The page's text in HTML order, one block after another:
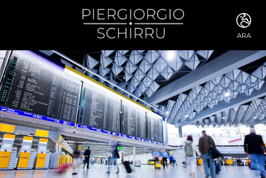
ARA
ITA
ENG
FRA
DEU
ESP
RUS
CHI
JPN
SVE
POR